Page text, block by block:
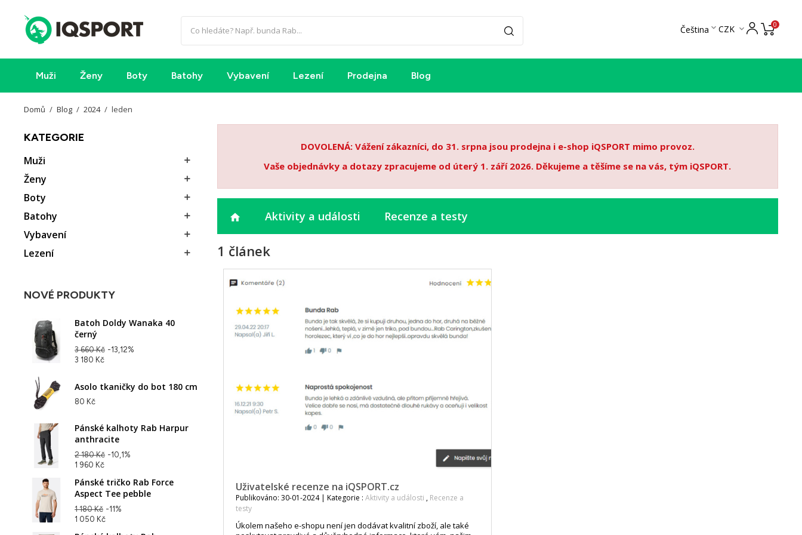
Čeština  CZK  0
Muži Ženy Boty Batohy Vybavení Lezení Prodejna Blog
Domů Blog 2024 leden
KATEGORIE
Muži

Ženy 
Boty 
Batohy 
Vybavení 
Lezení 
NOVÉ PRODUKTY
Batoh Doldy Wanaka 40
černý
3 660 Kč -13,12%
3 180 Kč
Asolo tkaničky do bot 180 cm
80 Kč
Pánské kalhoty Rab Harpur
anthracite
2 180 Kč -10,1%
1 960 Kč
Pánské tričko Rab Force
Aspect Tee pebble
1 180 Kč -11%
1 050 Kč
DOVOLENÁ: Vážení zákazníci, do 31. srpna jsou prodejna i e-shop iQSPORT mimo provoz.
Vaše objednávky a dotazy zpracujeme od úterý 1. září 2026. Děkujeme a těšíme se na vás, tým iQSPORT.
home Aktivity a události Recenze a testy
1 článek
Uživatelské recenze na iQSPORT.cz
Publikováno: 30-01-2024 | Kategorie : Aktivity a události , Recenze a
testy
Úkolem našeho e-shopu není jen dodávat kvalitní zboží, ale také